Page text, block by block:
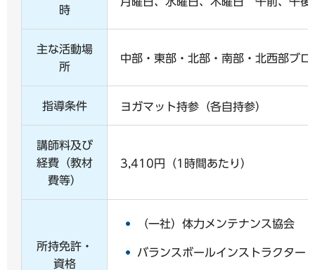
時
主な活動場
所
中部・東部・北部・南部・北西部ブロ
指導条件 ヨガマット持参（各自持参）
講師料及び
経費（教材
費等）
3,410円（1時間あたり）
所持免許・
資格
（一社）体力メンテナンス協会
バランスボールインストラクター